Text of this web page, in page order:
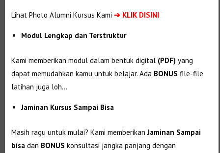
Lihat Photo Alumni Kursus Kami➔ KLIK DISINI
Modul Lengkap dan Terstruktur
Kami memberikan modul dalam bentuk digital (PDF) yang
dapat memudahkan kamu untuk belajar. Ada BONUS file-file
latihan juga loh…
Jaminan Kursus Sampai Bisa
Masih ragu untuk mulai? Kami memberikanJaminan Sampai
bisa dan BONUS konsultasi jangka panjang dengan